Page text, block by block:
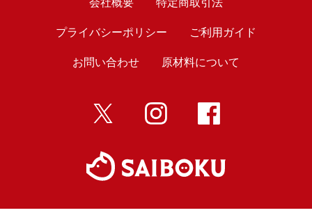
会社概要 特定商取引法
プライバシーポリシー ご利用ガイド
お問い合わせ 原材料について
twitter インスタ